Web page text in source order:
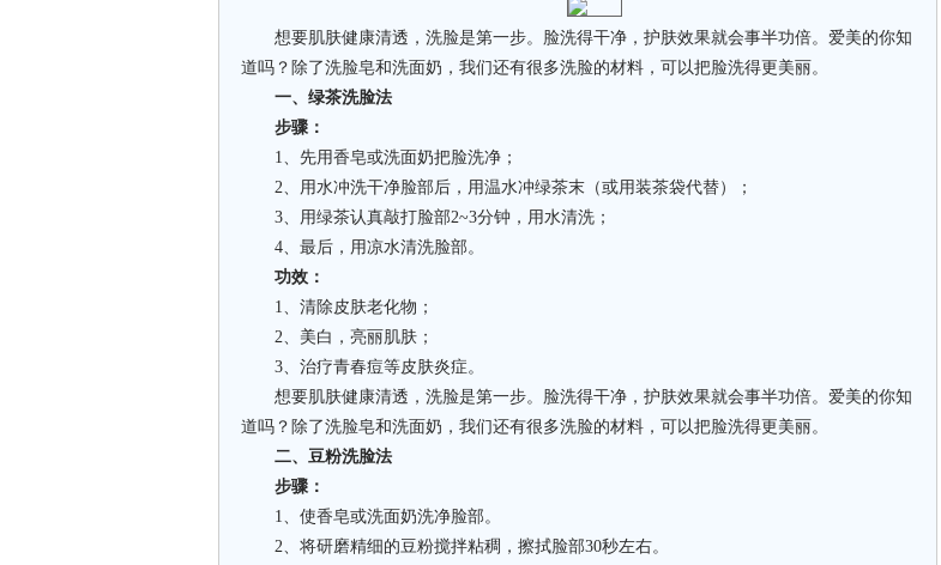
想要肌肤健康清透，洗脸是第一步。脸洗得干净，护肤效果就会事半功倍。爱美的你知
道吗？除了洗脸皂和洗面奶，我们还有很多洗脸的材料，可以把脸洗得更美丽。
一、绿茶洗脸法
步骤：
1、先用香皂或洗面奶把脸洗净；
2、用水冲洗干净脸部后，用温水冲绿茶末（或用装茶袋代替）；
3、用绿茶认真敲打脸部2~3分钟，用水清洗；
4、最后，用凉水清洗脸部。
功效：
1、清除皮肤老化物；
2、美白，亮丽肌肤；
3、治疗青春痘等皮肤炎症。
想要肌肤健康清透，洗脸是第一步。脸洗得干净，护肤效果就会事半功倍。爱美的你知
道吗？除了洗脸皂和洗面奶，我们还有很多洗脸的材料，可以把脸洗得更美丽。
二、豆粉洗脸法
步骤：
1、使香皂或洗面奶洗净脸部。
2、将研磨精细的豆粉搅拌粘稠，擦拭脸部30秒左右。